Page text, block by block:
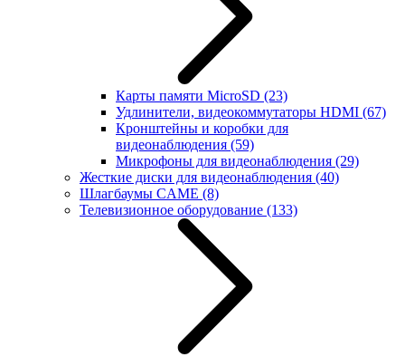
Карты памяти MicroSD (23)
Удлинители, видеокоммутаторы HDMI (67)
Кронштейны и коробки для
видеонаблюдения (59)
Микрофоны для видеонаблюдения (29)
Жесткие диски для видеонаблюдения (40)
Шлагбаумы CAME (8)
Телевизионное оборудование (133)